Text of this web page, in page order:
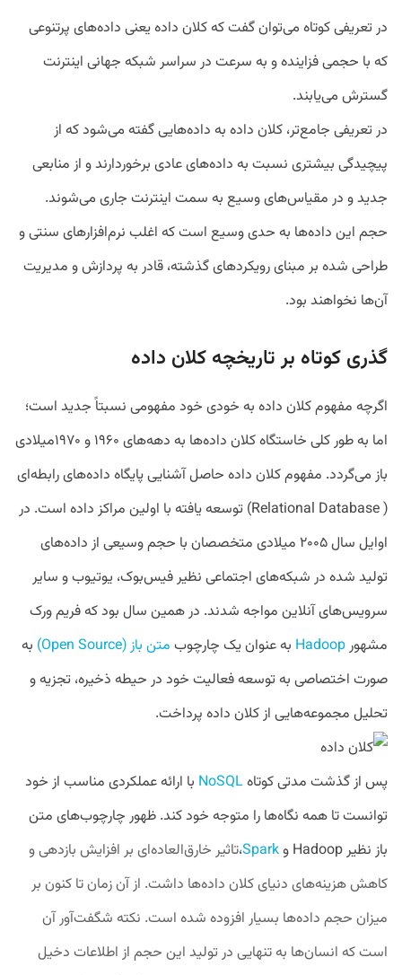
در تعریفی کوتاه می‌توان گفت که کلان داده یعنی داده‌های پر‌تنوعی
که با حجمی فزاینده و به سرعت در سراسر شبکه جهانی اینترنت
گسترش می‌یابند.
در تعریفی جامع‌تر، کلان داده به داده‌هایی گفته می‌شود که از
پیچیدگی بیشتری نسبت به داده‌های عادی برخوردارند و از منابعی
جدید و در مقیاس‌های وسیع به سمت اینترنت جاری می‌شوند.
حجم این داده‌ها به حدی وسیع است که اغلب نرم‌افزار‌های سنتی و
طراحی شده بر مبنای رویکرد‌های گذشته، قادر به پردازش و مدیریت
آن‌ها نخواهند بود.
گذری کوتاه بر تاریخچه کلان داده
اگرچه مفهوم کلان داده به خودی خود مفهومی نسبتاً جدید است؛
اما به طور کلی خاستگاه کلان داده‌ها به دهه‌های ۱۹۶۰ و ۱۹۷۰میلادی
باز می‌گردد. مفهوم کلان داده حاصل آشنایی پایگاه داده‌های رابطه‌ای
( Relational Database) توسعه یافته با اولین مراکز داده است. در
اوایل سال ۲۰۰۵ میلادی متخصصان با حجم وسیعی از داده‌های
تولید شده در شبکه‌های اجتماعی نظیر فیس‌بوک، یوتیوب و سایر
سرویس‌های آنلاین مواجه شدند. در همین سال بود که فریم ورک
مشهورHadoop به عنوان یک چارچوب متن باز (Open Source)
به
صورت اختصاصی به توسعه فعالیت خود در حیطه ذخیره، تجزیه و
تحلیل مجموعه‌هایی از کلان داده پرداخت.
پس از گذشت مدتی کوتاهNoSQL با ارائه عملکردی مناسب از خود
توانست تا همه نگاه‌ها را متوجه خود کند. ظهور چارچوب‌های متن
باز نظیر Hadoop و
Spark،تاثیر خارق‌العاده‌ای بر افزایش بازدهی و
کاهش هزینه‌های دنیای کلان داده‌ها داشت. از آن زمان تا کنون بر
میزان حجم داده‌ها بسیار افزوده شده است. نکته شگفت‌آور آن
است که انسان‌ها به تنهایی در تولید این حجم از اطلاعات دخیل